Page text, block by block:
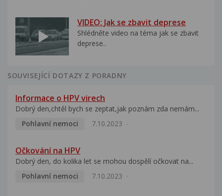
VIDEO: Jak se zbavit deprese
Shlédněte video na téma jak se zbavit
deprese..
SOUVISEJÍCÍ DOTAZY Z PORADNY
Informace o HPV virech
Dobrý den,chtěl bych se zeptat,jak poznám zda nemám...
Pohlavní nemoci
7.10.2023
Očkování na HPV
Dobrý den, do kolika let se mohou dospělí očkovat na...
Pohlavní nemoci
7.10.2023